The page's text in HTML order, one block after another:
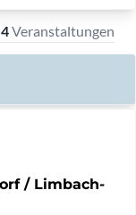
4Veranstaltungen
/ Limbach-